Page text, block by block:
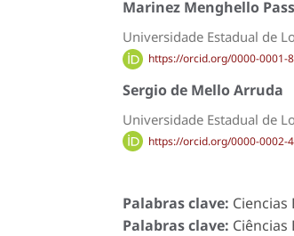
Marinez Menghello
Universidade Estadual de
https://orcid.org/0000-0001-
Sergio de Mello Arruda
Universidade Estadual de
https://orcid.org/0000-0002-
Palabras clave:
Palabras clave: